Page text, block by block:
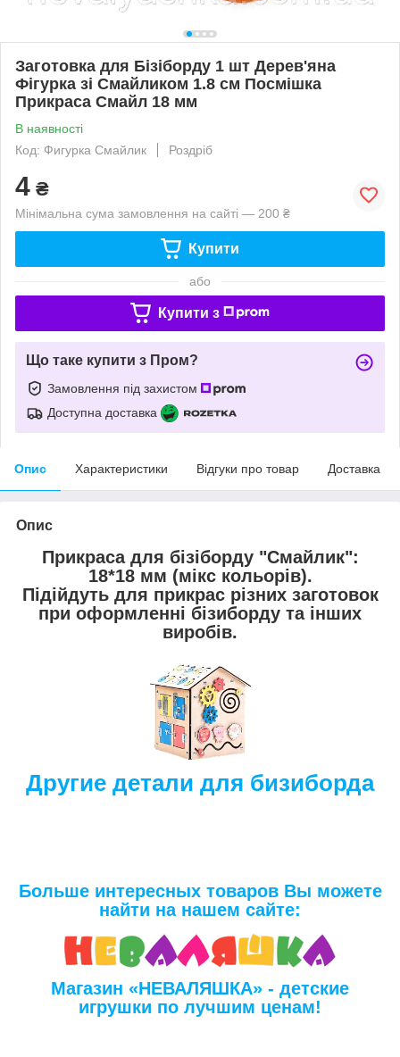
Заготовка для Бізіборду 1 шт Дерев'яна
Фігурка зі Смайликом 1.8 см Посмішка
Прикраса Смайл 18 мм
В наявності
Код: Фигурка Смайлик
Роздріб
4 ₴
Мінімальна сума замовлення на сайті — 200 ₴
Купити
або
Купити з
Що таке купити з Пром?
Замовлення під захистом
Доступна доставка
Опис Характеристики Відгуки про товар Доставка
Опис
Прикраса для бізіборду "Смайлик":
18*18 мм (мікс кольорів).
Підійдуть для прикрас різних заготовок
при оформленні бізиборду та інших
виробів.
Другие детали для бизиборда
Больше интересных товаров Вы можете
найти на нашем сайте:
Магазин «НЕВАЛЯШКА» - детские
игрушки по лучшим ценам!